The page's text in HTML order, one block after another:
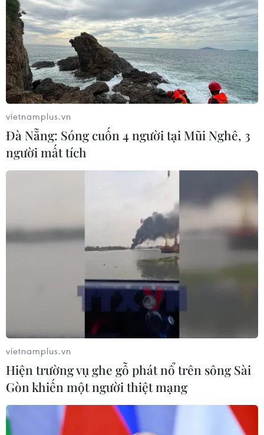
Mỹ hy vọng thỏa thuận ngừng bắn 4 ngày đã được
Israel và phong trào Hồi giáo Hamas nhất trí sẽ giúp
ngừng hoàn toàn các cuộc xung đột ở biên giới phía
Bắc Israel, giáp với Liban.
vietnamplus.vn
Đà Nẵng: Sóng cuốn 4 người tại Mũi Nghê, 3
người mất tích
vietnamplus.vn
Hiện trường vụ ghe gỗ phát nổ trên sông Sài
Gòn khiến một người thiệt mạng